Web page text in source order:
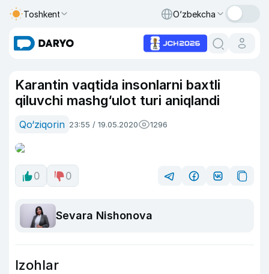
Toshkent O‘zbekcha
Karantin vaqtida insonlarni baxtli
qiluvchi mashg‘ulot turi aniqlandi
Qo‘ziqorin 23:55 / 19.05.2020 1296
0 0
Sevara Nishonova
Izohlar